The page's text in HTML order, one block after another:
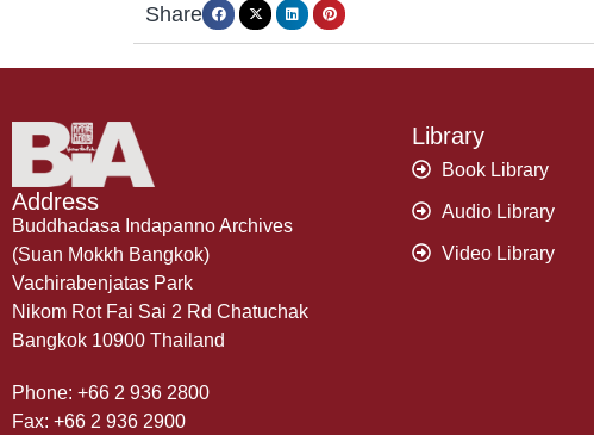
Share
Address
Buddhadasa Indapanno Archives
(Suan Mokkh Bangkok)
Vachirabenjatas Park
Nikom Rot Fai Sai 2 Rd Chatuchak
Bangkok 10900 Thailand
Phone: +66 2 936 2800
Fax: +66 2 936 2900
Library
Book Library
Audio Library
Video Library